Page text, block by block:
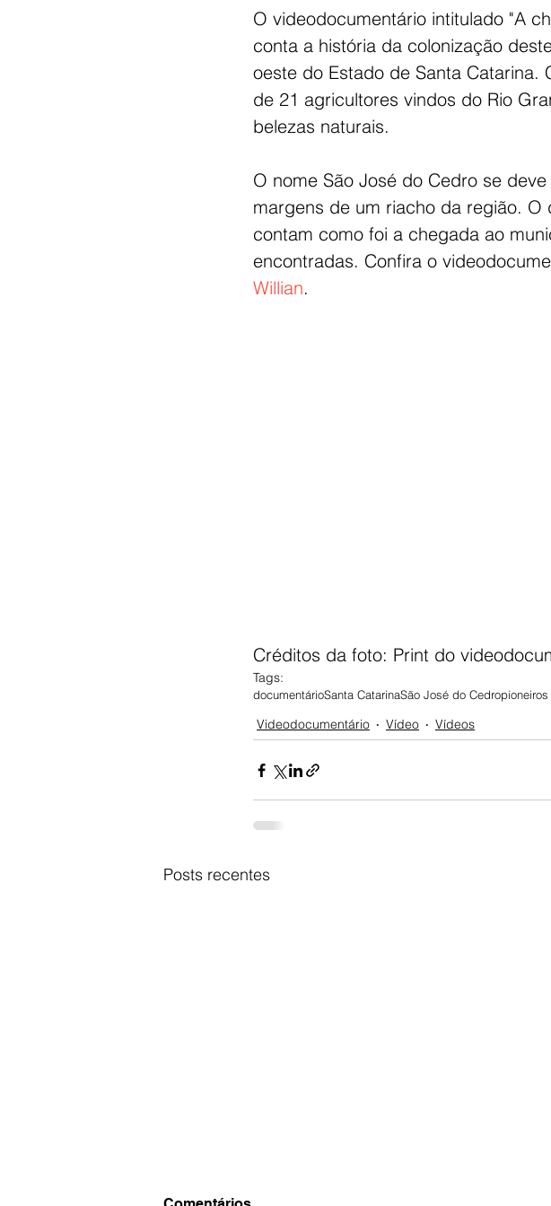
O videodocumentário intitulado "A
conta a história da colonização
oeste do Estado de Santa
de 21 agricultores vindos do Rio
belezas naturais.
O nome São José do Cedro se
margens de um riacho da região.
contam como foi a chegada ao
encontradas. Confira o
Willian.
Créditos da foto: Print do
Tags:
documentárioSanta CatarinaSão José do Cedropioneiros
Videodocumentário Vídeo Vídeos
Posts recentes